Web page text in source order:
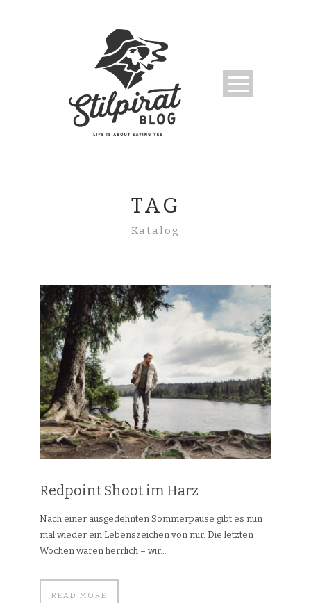
TAG
Katalog
Redpoint Shoot im Harz
Nach einer ausgedehnten Sommerpause gibt es nun
mal wieder ein Lebenszeichen von mir. Die letzten
Wochen waren herrlich – wir...
READ MORE